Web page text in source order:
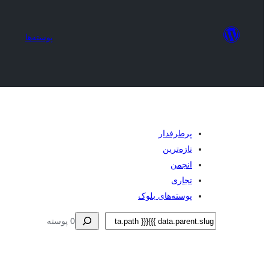
پوسته‌ها
پرطرفدار
تازه‌ترین
انجمن
تجاری
پوسته‌های بلوک
جستجو 0 پوسته